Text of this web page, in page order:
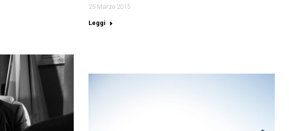
25 Marzo 2015
Leggi